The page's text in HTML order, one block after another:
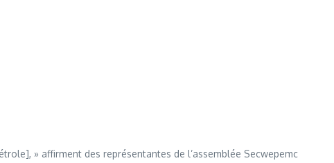
» affirment des représentantes de l’assemblée Secwepemc